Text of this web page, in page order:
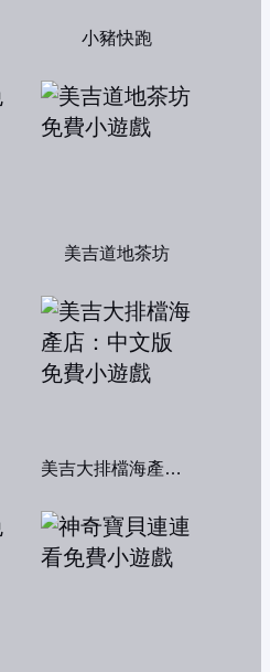
小豬快跑
美吉道地茶坊
美吉大排檔海產店：中文版